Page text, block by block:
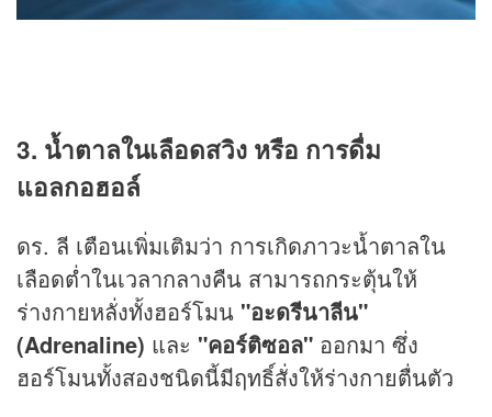
3. น้ำตาลในเลือดสวิง หรือ การดื่ม
แอลกอฮอล์
ดร. ลี เตือนเพิ่มเติมว่า การเกิดภาวะน้ำตาลใน
เลือดต่ำในเวลากลางคืน สามารถกระตุ้นให้
ร่างกายหลั่งทั้งฮอร์โมน "อะดรีนาลีน"
(Adrenaline) และ "คอร์ติซอล" ออกมา ซึ่ง
ฮอร์โมนทั้งสองชนิดนี้มีฤทธิ์สั่งให้ร่างกายตื่นตัว